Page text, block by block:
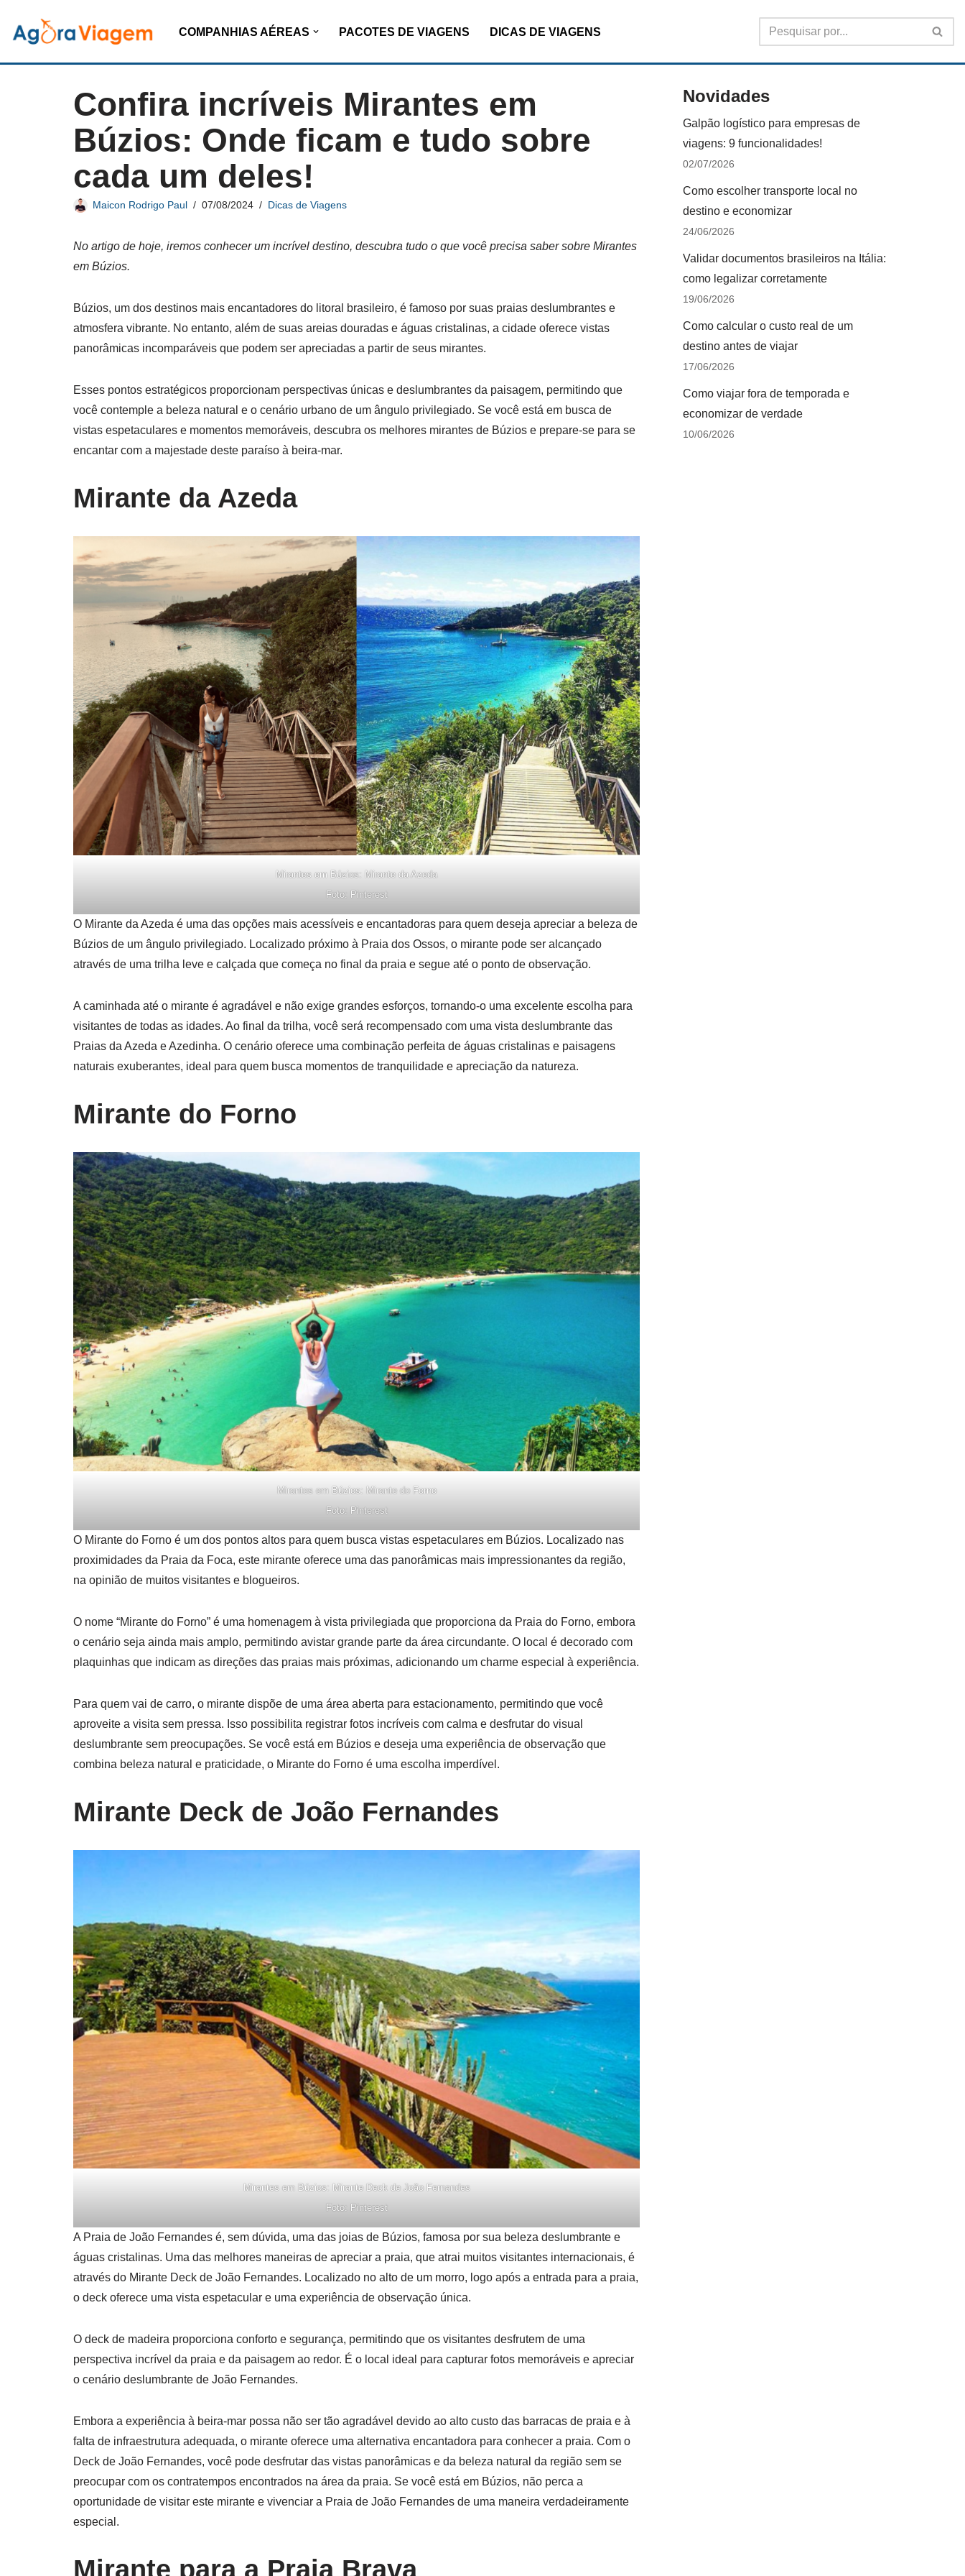
Pular
para
COMPANHIAS AÉREAS PACOTES DE VIAGENS DICAS DE VIAGENS
Confira incríveis Mirantes em
Búzios: Onde ficam e tudo sobre
cada um deles!
Maicon Rodrigo Paul 07/08/2024 Dicas de Viagens
No artigo de hoje, iremos conhecer um incrível destino, descubra tudo o que você precisa saber sobre Mirantes
em Búzios.
Búzios, um dos destinos mais encantadores do litoral brasileiro, é famoso por suas praias deslumbrantes e
atmosfera vibrante. No entanto, além de suas areias douradas e águas cristalinas, a cidade oferece vistas
panorâmicas incomparáveis que podem ser apreciadas a partir de seus mirantes.
Esses pontos estratégicos proporcionam perspectivas únicas e deslumbrantes da paisagem, permitindo que
você contemple a beleza natural e o cenário urbano de um ângulo privilegiado. Se você está em busca de
vistas espetaculares e momentos memoráveis, descubra os melhores mirantes de Búzios e prepare-se para se
encantar com a majestade deste paraíso à beira-mar.
Mirante da Azeda
Mirantes em Búzios: Mirante da Azeda
Foto: Pinterest
O Mirante da Azeda é uma das opções mais acessíveis e encantadoras para quem deseja apreciar a beleza de
Búzios de um ângulo privilegiado. Localizado próximo à Praia dos Ossos, o mirante pode ser alcançado
através de uma trilha leve e calçada que começa no final da praia e segue até o ponto de observação.
A caminhada até o mirante é agradável e não exige grandes esforços, tornando-o uma excelente escolha para
visitantes de todas as idades. Ao final da trilha, você será recompensado com uma vista deslumbrante das
Praias da Azeda e Azedinha. O cenário oferece uma combinação perfeita de águas cristalinas e paisagens
naturais exuberantes, ideal para quem busca momentos de tranquilidade e apreciação da natureza.
Mirante do Forno
Mirantes em Búzios: Mirante do Forno
Foto: Pinterest
O Mirante do Forno é um dos pontos altos para quem busca vistas espetaculares em Búzios. Localizado nas
proximidades da Praia da Foca, este mirante oferece uma das panorâmicas mais impressionantes da região,
na opinião de muitos visitantes e blogueiros.
O nome “Mirante do Forno” é uma homenagem à vista privilegiada que proporciona da Praia do Forno, embora
o cenário seja ainda mais amplo, permitindo avistar grande parte da área circundante. O local é decorado com
plaquinhas que indicam as direções das praias mais próximas, adicionando um charme especial à experiência.
Para quem vai de carro, o mirante dispõe de uma área aberta para estacionamento, permitindo que você
aproveite a visita sem pressa. Isso possibilita registrar fotos incríveis com calma e desfrutar do visual
deslumbrante sem preocupações. Se você está em Búzios e deseja uma experiência de observação que
combina beleza natural e praticidade, o Mirante do Forno é uma escolha imperdível.
Mirante Deck de João Fernandes
Mirantes em Búzios: Mirante Deck de João Fernandes
Foto: Pinterest
A Praia de João Fernandes é, sem dúvida, uma das joias de Búzios, famosa por sua beleza deslumbrante e
águas cristalinas. Uma das melhores maneiras de apreciar a praia, que atrai muitos visitantes internacionais, é
através do Mirante Deck de João Fernandes. Localizado no alto de um morro, logo após a entrada para a praia,
o deck oferece uma vista espetacular e uma experiência de observação única.
O deck de madeira proporciona conforto e segurança, permitindo que os visitantes desfrutem de uma
perspectiva incrível da praia e da paisagem ao redor. É o local ideal para capturar fotos memoráveis e apreciar
o cenário deslumbrante de João Fernandes.
Embora a experiência à beira-mar possa não ser tão agradável devido ao alto custo das barracas de praia e à
falta de infraestrutura adequada, o mirante oferece uma alternativa encantadora para conhecer a praia. Com o
Deck de João Fernandes, você pode desfrutar das vistas panorâmicas e da beleza natural da região sem se
preocupar com os contratempos encontrados na área da praia. Se você está em Búzios, não perca a
oportunidade de visitar este mirante e vivenciar a Praia de João Fernandes de uma maneira verdadeiramente
especial.
Mirante para a Praia Brava
Novidades
Galpão logístico para empresas de
viagens: 9 funcionalidades!
02/07/2026
Como escolher transporte local no
destino e economizar
24/06/2026
Validar documentos brasileiros na Itália:
como legalizar corretamente
19/06/2026
Como calcular o custo real de um
destino antes de viajar
17/06/2026
Como viajar fora de temporada e
economizar de verdade
10/06/2026